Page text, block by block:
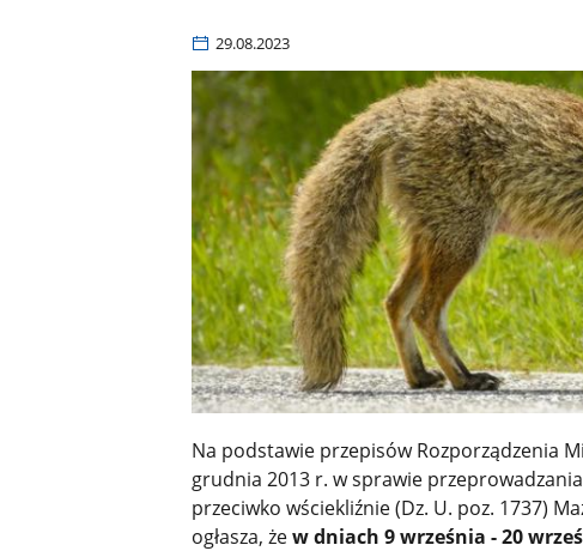
29.08.2023
Na podstawie przepisów Rozporządzenia
grudnia 2013 r. w sprawie
przeciwko wściekliźnie (Dz. U. poz. 1737)
ogłasza, żew dniach 9 września - 20